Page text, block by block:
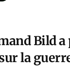
Bild
la